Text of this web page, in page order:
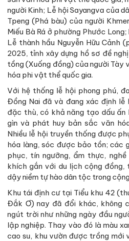
người Kinh; Lễ hội Sayangva của
Tpeng (Phá bàu) của người
Miếu Bà Rá ở phường Phước
Lễ thành hầu Nguyễn Hữu Cảnh
2025, tỉnh xây dựng hồ sơ đề
tồng (Xuống đồng) của người Tày
hóa phi vật thể quốc gia.
Với hệ thống lễ hội phong phú,
Đồng Nai đã và đang xác định lễ
đặc thù, có khả năng tạo dấu
gìn và phát huy bản sắc văn
Nhiều lễ hội truyền thống được
hóa làng, sóc được bảo tồn; các
phục, tín ngưỡng, ẩm thực,
khích gắn với du lịch cộng đồng,
dậy niềm tự hào dân tộc trong
Khu tái định cư tại Tiểu khu 42
Đắk Ơ) nay đã đổi khác, không
ngút trời như những ngày đầu
lập nghiệp. Thay vào đó là màu
cao su, khu vườn được trồng mới